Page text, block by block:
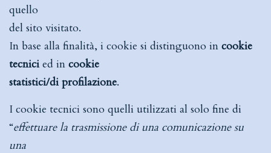
quello
del sito visitato.
In base alla finalità, i cookie si distinguono in cookie
tecnicied in cookie
statistici/di profilazione.
I cookie tecnici sono quelli utilizzati al solo fine di
“effettuare la trasmissione di una comunicazione su
una